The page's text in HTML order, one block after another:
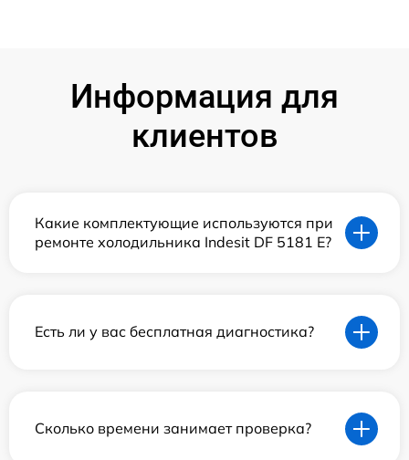
Информация для
клиентов
Какие комплектующие используются при
ремонте холодильника Indesit DF 5181 E?
Есть ли у вас бесплатная диагностика?
Сколько времени занимает проверка?